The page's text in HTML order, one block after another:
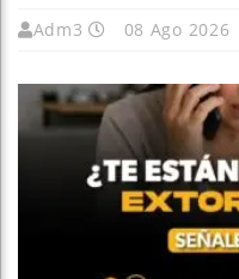
Adm3 08 Ago 2026